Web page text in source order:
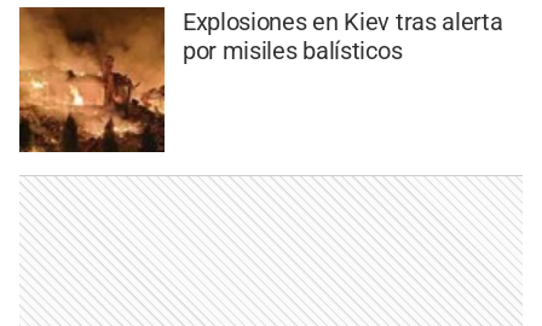
Explosiones en Kiev tras alerta
por misiles balísticos